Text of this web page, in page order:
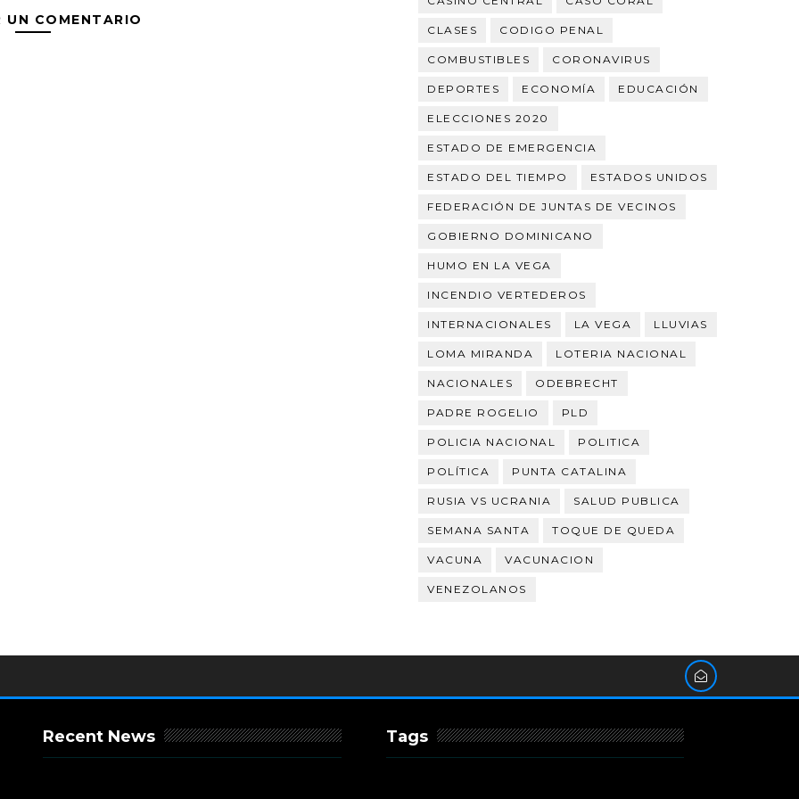
UN COMENTARIO
CLASES CODIGO PENAL
COMBUSTIBLES CORONAVIRUS
DEPORTES ECONOMÍA EDUCACIÓN
ELECCIONES 2020
ESTADO DE EMERGENCIA
ESTADO DEL TIEMPO ESTADOS UNIDOS
FEDERACIÓN DE JUNTAS DE VECINOS
GOBIERNO DOMINICANO
HUMO EN LA VEGA
INCENDIO VERTEDEROS
INTERNACIONALES LA VEGA LLUVIAS
LOMA MIRANDA LOTERIA NACIONAL
NACIONALES ODEBRECHT
PADRE ROGELIO PLD
POLICIA NACIONAL POLITICA
POLÍTICA PUNTA CATALINA
RUSIA VS UCRANIA SALUD PUBLICA
SEMANA SANTA TOQUE DE QUEDA
VACUNA VACUNACION
VENEZOLANOS
Recent News Tags